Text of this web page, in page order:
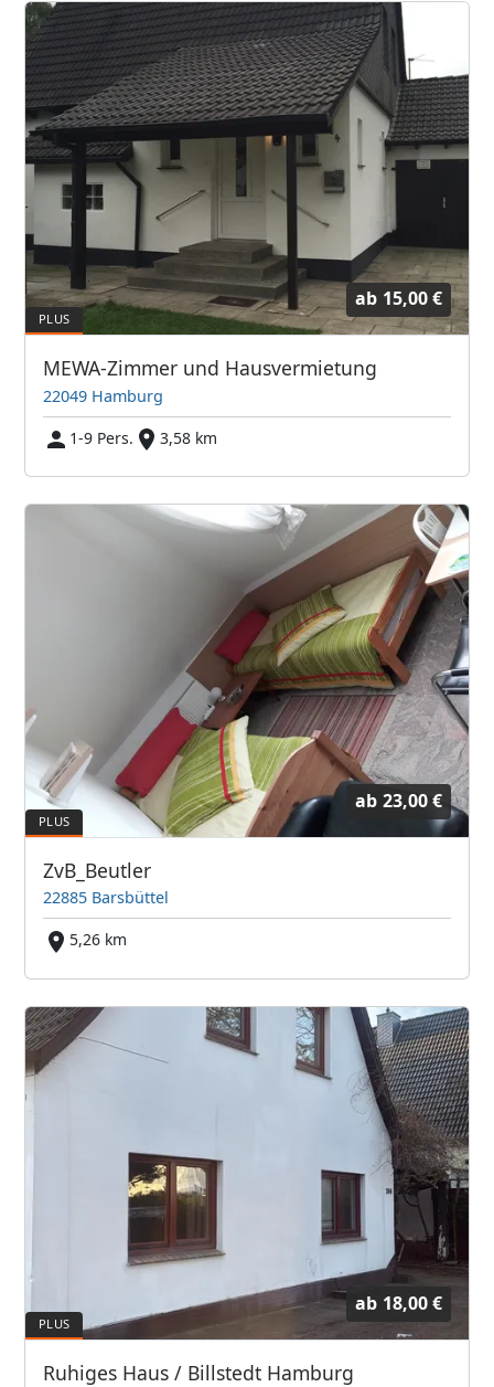
ab 15,00 €
MEWA-Zimmer und Hausvermietung
22049 Hamburg
1-9 Pers.
3,58 km
ab 23,00 €
ZvB_Beutler
22885 Barsbüttel
5,26 km
ab 18,00 €
Ruhiges Haus / Billstedt Hamburg